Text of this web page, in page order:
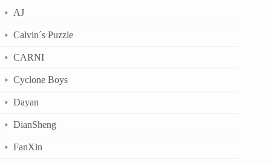
AJ
Calvin´s Puzzle
CARNI
Cyclone Boys
Dayan
DianSheng
FanXin